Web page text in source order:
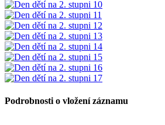
Podrobnosti o vložení záznamu